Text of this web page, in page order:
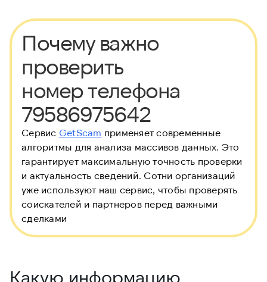
Почему важно
проверить
номер телефона
79586975642
Сервис GetScam применяет современные
алгоритмы для анализа массивов данных. Это
гарантирует максимальную точность проверки
и актуальность сведений. Сотни организаций
уже используют наш сервис, чтобы проверять
соискателей и партнеров перед важными
сделками
Какую информацию